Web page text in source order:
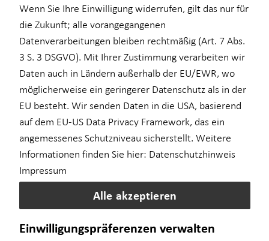
Geschäftszeiten
Montag 09:00 - 18:00 Uhr
Dienstag
Mittwoch 09:00 - 18:00 Uhr
Donnerstag 09:00 - 18:00 Uhr
Geschäftszeiten auf Anfrage möglich.
Wenn Sie Ihre Einwilligung widerrufen, gilt das nur für
die Zukunft; alle vorangegangenen
Datenverarbeitungen bleiben rechtmäßig (Art. 7 Abs.
3 S. 3 DSGVO). Mit Ihrer Zustimmung verarbeiten wir
Daten auch in Ländern außerhalb der EU/EWR, wo
möglicherweise ein geringerer Datenschutz als in der
EU besteht. Wir senden Daten in die USA, basierend
auf dem EU-US Data Privacy Framework, das ein
angemessenes Schutzniveau sicherstellt. Weitere
Informationen finden Sie hier: Datenschutzhinweis
Impressum
Alle akzeptieren
Einwilligungspräferenzen verwalten